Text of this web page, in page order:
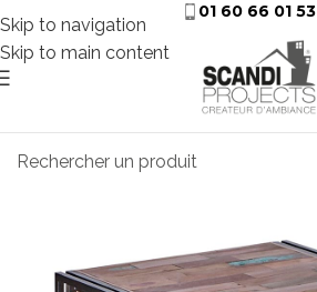
Skip to navigation
Skip to main content
01 60 66 01 53